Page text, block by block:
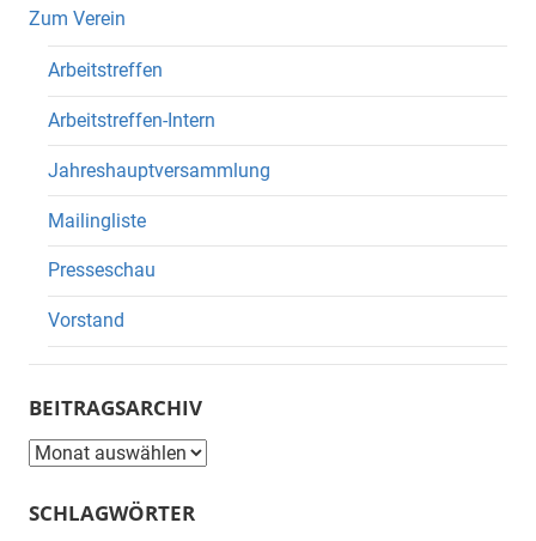
Zum Verein
Arbeitstreffen
Arbeitstreffen-Intern
Jahreshauptversammlung
Mailingliste
Presseschau
Vorstand
BEITRAGSARCHIV
Beitragsarchiv
SCHLAGWÖRTER